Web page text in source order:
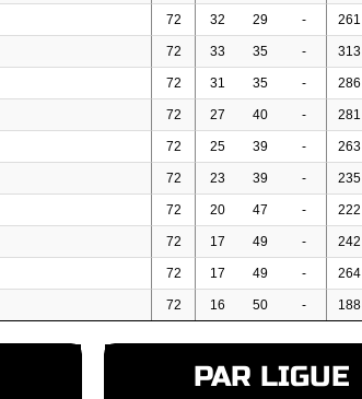
72 32 29 - 261
72 33 35 - 313
72 31 35 - 286
72 27 40 - 281
72 25 39 - 263
72 23 39 - 235
72 20 47 - 222
72 17 49 - 242
72 17 49 - 264
72 16 50 - 188
PAR LIGUE